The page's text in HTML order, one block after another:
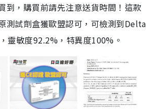
到，購買前請先注意送貨時間！這款
測試劑盒獲歐盟認可，可檢測到Delta
靈敏度92.2%，特異度100%。